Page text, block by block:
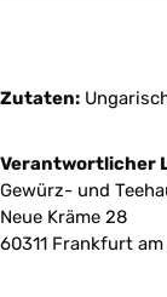
Zutaten:
Verantwortlicher
Gewürz- und
Neue Kräme 28
60311 Frankfurt am